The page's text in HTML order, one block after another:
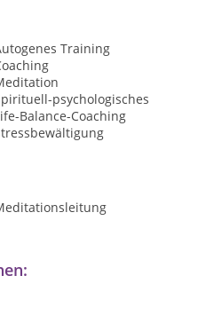
Training
psychologisches
Balance-Coaching